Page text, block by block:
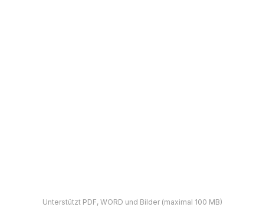
Unterstützt PDF, WORD und Bilder (maximal 100 MB)